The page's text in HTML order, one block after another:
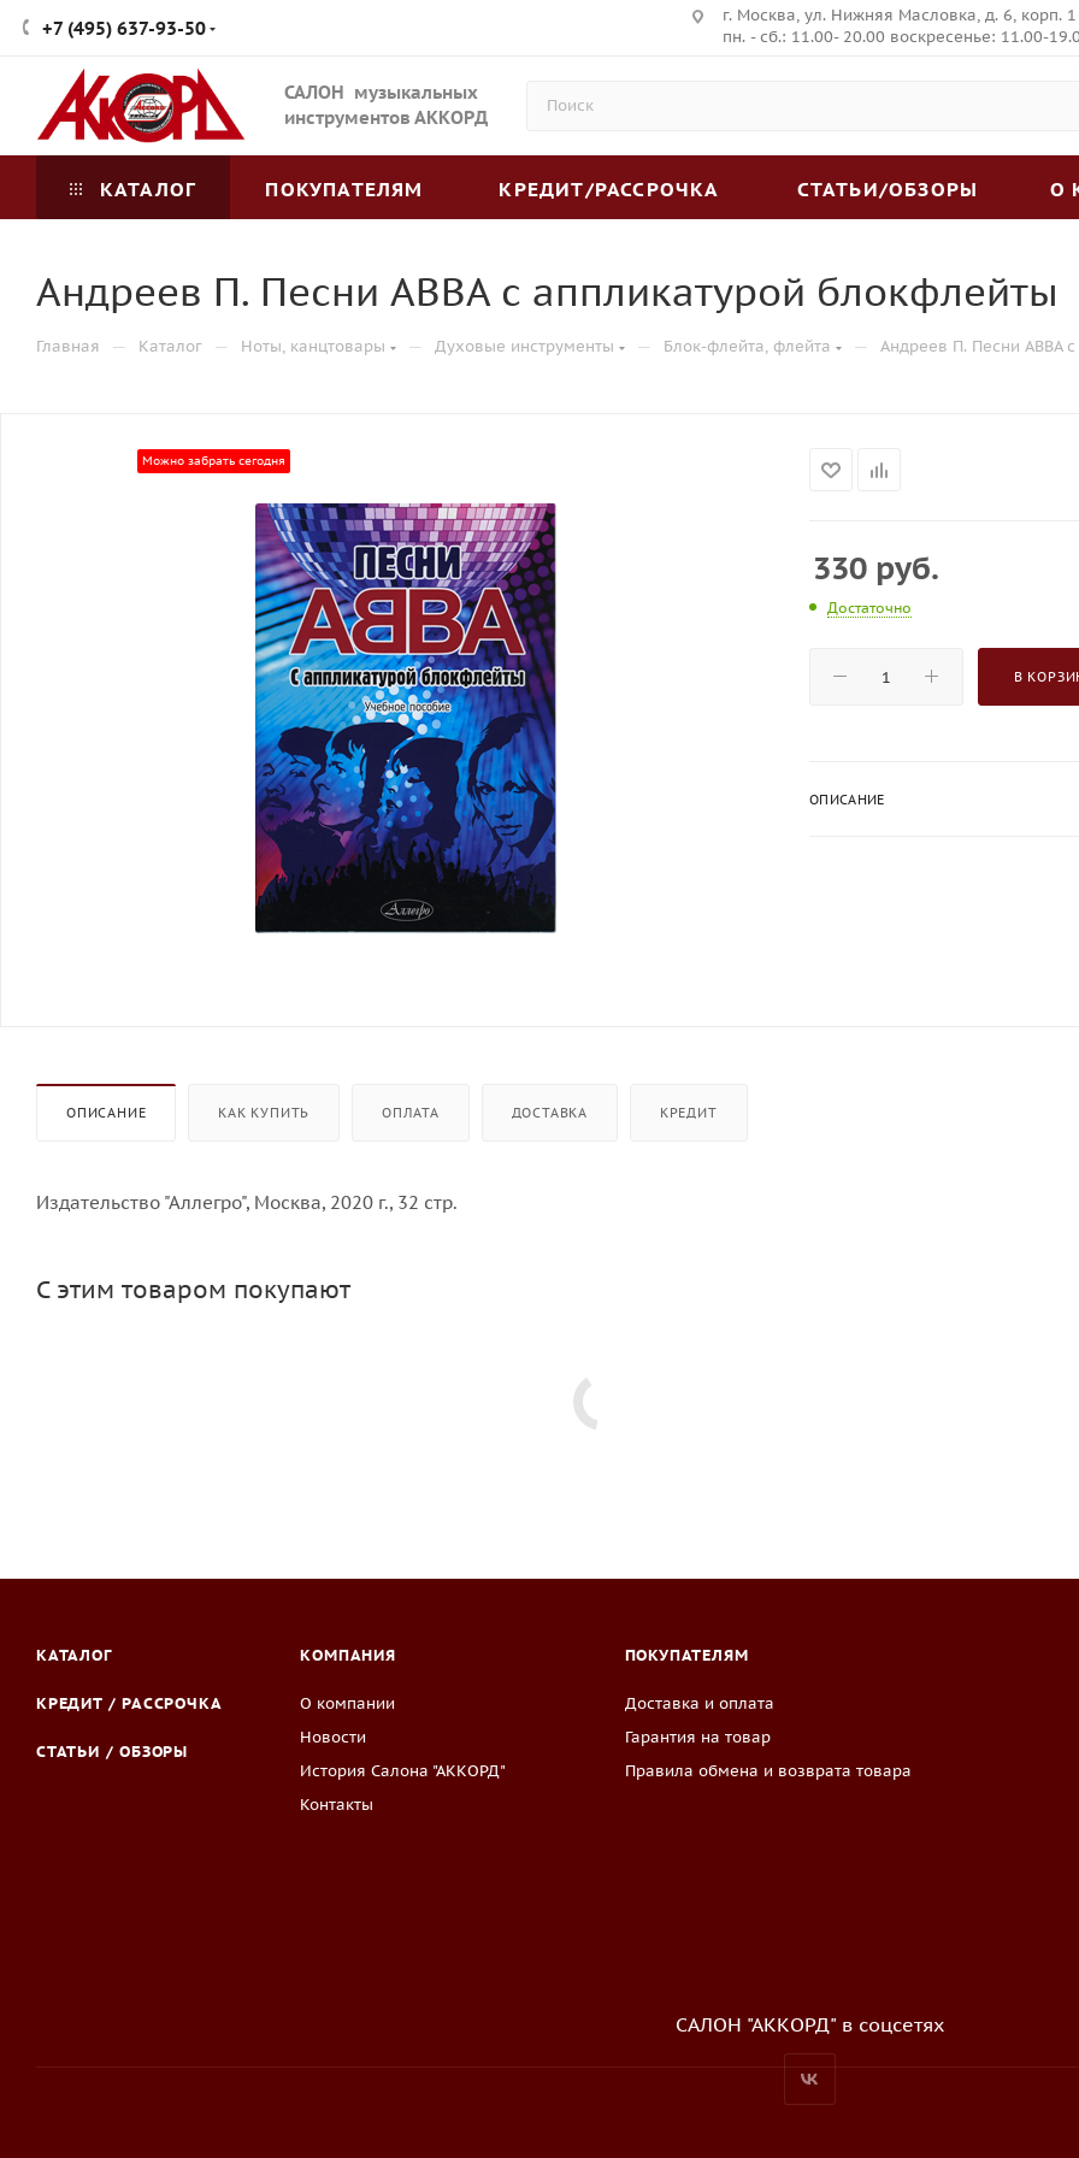
+7 (495) 637-93-50
г. Москва, ул. Нижняя Масловка, д. 6, корп. 1
пн. - сб.: 11.00- 20.00 воскресенье: 11.00-
САЛОН музыкальных
инструментов АККОРД
КАТАЛОГ ПОКУПАТЕЛЯМ КРЕДИТ/РАССРОЧКА СТАТЬИ/ОБЗОРЫ О
Андреев П. Песни ABBA с аппликатурой блокфлейты
Главная — Каталог — Ноты, канцтовары — Духовые инструменты — Блок-флейта, флейта — Андреев П. Песни ABBA
Можно забрать сегодня
330 руб.
Достаточно
В
ОПИСАНИЕ
ОПИСАНИЕ КАК КУПИТЬ ОПЛАТА ДОСТАВКА КРЕДИТ
Издательство "Аллегро", Москва, 2020 г., 32 стр.
С этим товаром покупают
КАТАЛОГ
КРЕДИТ / РАССРОЧКА
СТАТЬИ / ОБЗОРЫ
КОМПАНИЯ
О компании
Новости
История Салона "АККОРД"
Контакты
ПОКУПАТЕЛЯМ
Доставка и оплата
Гарантия на товар
Правила обмена и возврата товара
САЛОН "АККОРД" в соцсетях